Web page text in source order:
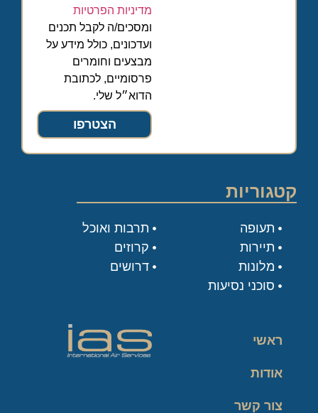
מדיניות הפרטיות
ומסכים/ה לקבל תכנים
ועדכונים, כולל מידע על
מבצעים וחומרים
פרסומיים, לכתובת
הדוא״ל שלי.
הצטרפו
קטגוריות
תעופה
תיירות
מלונות
סוכני נסיעות
תרבות ואוכל
קרוזים
דרושים
ראשי
אודות
צור קשר